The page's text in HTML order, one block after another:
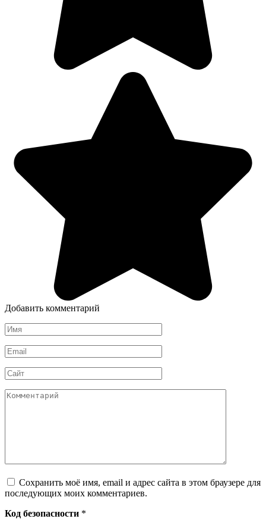
Добавить комментарий
Имя
*
Email
*
Сайт
Комментарий
Сохранить моё имя, email и адрес сайта в этом браузере для
последующих моих комментариев.
Код безопасности *